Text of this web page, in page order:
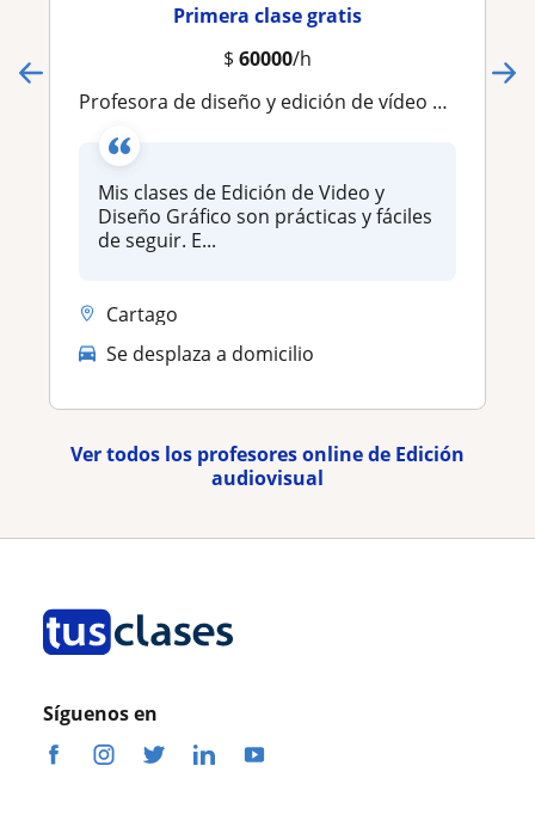
Primera clase gratis
$ 60000/h
Profesora de diseño y edición de vídeo para adolescentes y adultos
Mis clases de Edición de Video y
Diseño Gráfico son prácticas y fáciles
de seguir. E...
Cartago
Se desplaza a domicilio
Ver todos los profesores online de Edición
audiovisual
Síguenos en